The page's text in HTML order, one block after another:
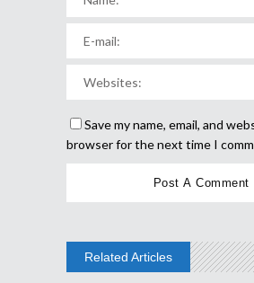
Save my name, email, and
browser for the next time I
Related Articles